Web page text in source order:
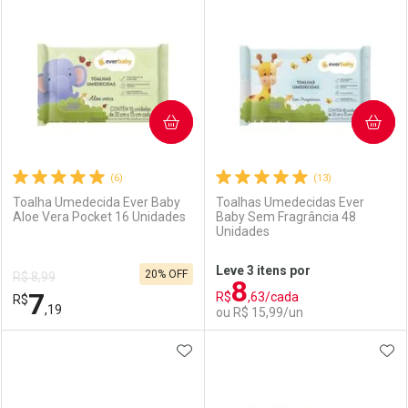
Comprar sem Desconto
Por R$ 34,03/cada
Comprar sem Desconto
Por R$ 34,03/cada
Comprar sem Desconto
Por R$ 52,99/cada
Comprar sem Desconto
Por R$ 52,99/cada
(6)
Toalha Umedecida Ever Baby
Aloe Vera Pocket 16 Unidades
R$ 8,99
R$7,19
20% OFF
COMPRAR
(13)
Toalhas Umedecidas Ever
Baby Sem Fragrância 48
Unidades
Leve 3 itens por
R$8,63/cada
ou R$ 15,99/un
COMPRAR
ADICIONAR AOS FAVORITOS